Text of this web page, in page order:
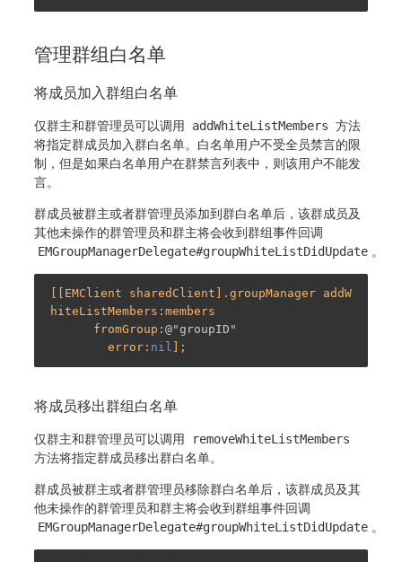
管理群组白名单
将成员加入群组白名单
仅群主和群管理员可以调用 addWhiteListMembers 方法
将指定群成员加入群白名单。白名单用户不受全员禁言的限
制，但是如果白名单用户在群禁言列表中，则该用户不能发
言。
群成员被群主或者群管理员添加到群白名单后，该群成员及
其他未操作的群管理员和群主将会收到群组事件回调
EMGroupManagerDelegate#groupWhiteListDidUpdate 。
[[EMClient sharedClient].groupManager addW
hiteListMembers:members
      fromGroup:
@"groupID"
        error:
nil
将成员移出群组白名单
仅群主和群管理员可以调用
removeWhiteListMembers
方法将指定群成员移出群白名单。
群成员被群主或者群管理员移除群白名单后，该群成员及其
他未操作的群管理员和群主将会收到群组事件回调
EMGroupManagerDelegate#groupWhiteListDidUpdate 。